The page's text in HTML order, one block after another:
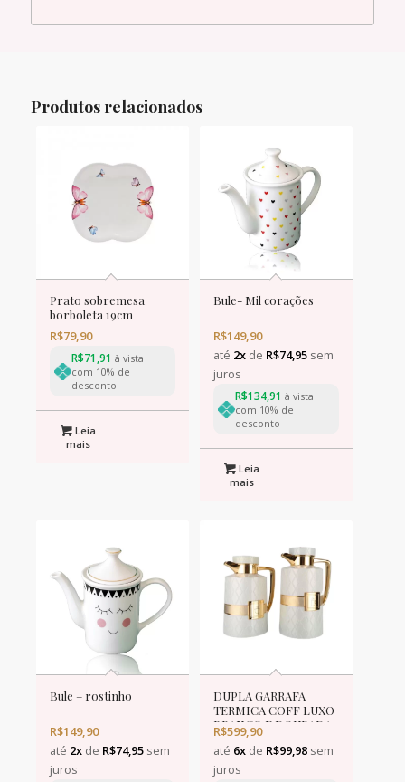
Produtos relacionados
Prato sobremesa
borboleta 19cm
R$79,90
R$71,91 à vista
com 10% de
desconto
Leia
mais
Bule- Mil corações
R$149,90
até 2xde R$74,95sem
juros
R$134,91 à vista
com 10% de
desconto
Leia
mais
Bule – rostinho
R$149,90
até 2xde R$74,95sem
juros
DUPLA GARRAFA
TERMICA COFF LUXO
BRANCO E DOURADA
R$599,90
até 6xde R$99,98sem
juros